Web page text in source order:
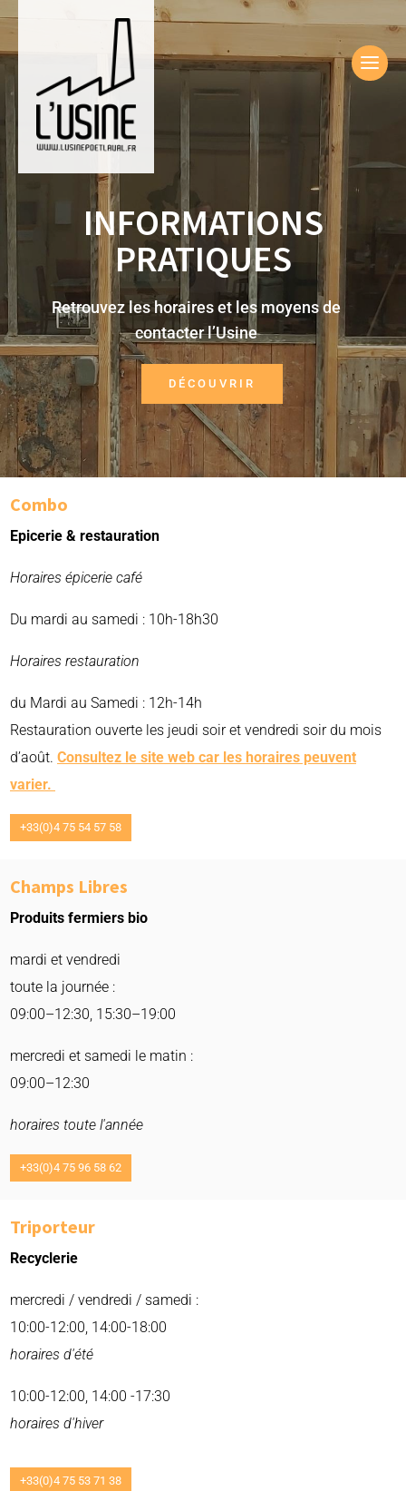
INFORMATIONS
PRATIQUES
Retrouvez les horaires et les moyens de
contacter l’Usine
DÉCOUVRIR
Combo
Epicerie & restauration
Horaires épicerie café
Du mardi au samedi : 10h-18h30
Horaires restauration
du Mardi au Samedi : 12h-14h
Restauration ouverte les jeudi soir et vendredi soir du mois
d’août. Consultez le site web car les horaires peuvent
varier.
+33(0)4 75 54 57 58
Champs Libres
Produits fermiers bio
mardi et vendredi
toute la journée :
09:00–12:30, 15:30–19:00
mercredi et samedi le matin :
09:00–12:30
horaires toute l'année
+33(0)4 75 96 58 62
Triporteur
Recyclerie
mercredi / vendredi / samedi :
10:00-12:00, 14:00-18:00
horaires d'été
10:00-12:00, 14:00 -17:30
horaires d'hiver
+33(0)4 75 53 71 38